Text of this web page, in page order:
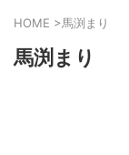
HOME >馬渕まり
馬渕まり